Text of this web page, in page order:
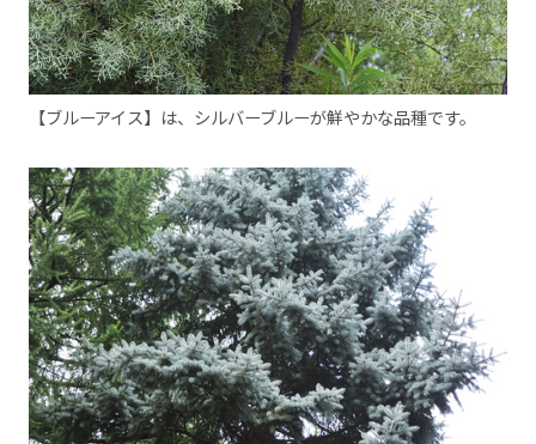
【ブルーアイス】は、シルバーブルーが鮮やかな品種です。